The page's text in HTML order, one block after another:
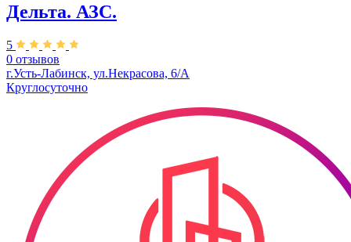
Дельта. АЗС.
5
0 отзывов
г.Усть-Лабинск, ул.Некрасова, 6/А
Круглосуточно